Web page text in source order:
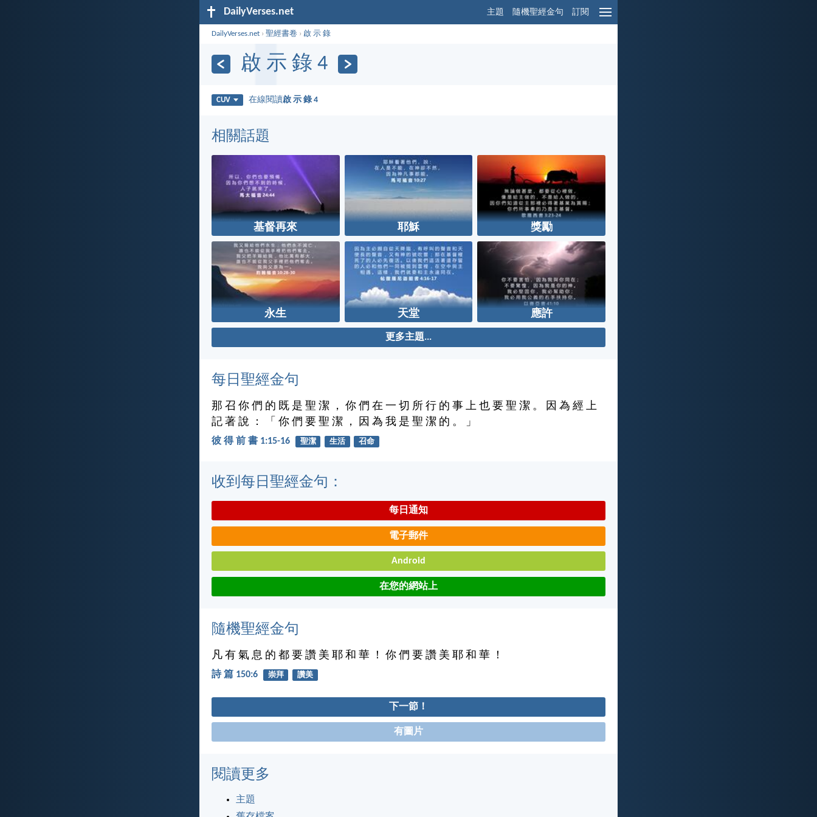
DailyVerses.net 主題 隨機聖經金句 訂閱
DailyVerses.net ›聖經書卷 ›啟 示 錄
啟 示 錄 4
CUV 在線閱讀啟 示 錄 4
相關話題
基督再來 耶穌 獎勵
永生 天堂 應許
更多主題...
每日聖經金句
那 召 你 們 的 既 是 聖 潔 ， 你 們 在 一 切 所 行 的 事 上 也 要 聖 潔 。 因 為 經 上
記 著 說 ： 「 你 們 要 聖 潔 ， 因 為 我 是 聖 潔 的 。 」
彼 得 前 書 1:15-16 聖潔 生活 召命
收到每日聖經金句：
每日通知
電子郵件
Android
在您的網站上
隨機聖經金句
凡 有 氣 息 的 都 要 讚 美 耶 和 華 ！ 你 們 要 讚 美 耶 和 華 ！
詩 篇 150:6 崇拜 讚美
下一節！
有圖片
閱讀更多
主題